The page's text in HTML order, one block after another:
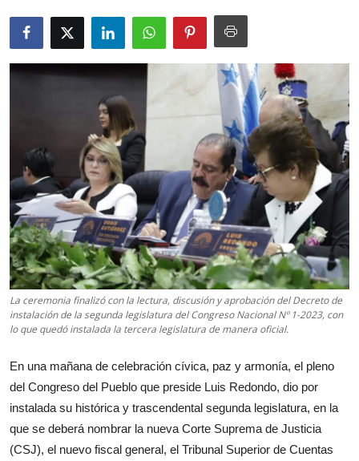
La ceremonia finalizó con la lectura, discusión y aprobación del Decreto de
instalación de la segunda legislatura del Congreso Nacional Nº 1-2023, con
lo que quedó instalada la tercera legislatura de manera oficial.
En una mañana de celebración cívica, paz y armonía, el pleno
del Congreso del Pueblo que preside Luis Redondo, dio por
instalada su histórica y trascendental segunda legislatura, en la
que se deberá nombrar la nueva Corte Suprema de Justicia
(CSJ), el nuevo fiscal general, el Tribunal Superior de Cuentas